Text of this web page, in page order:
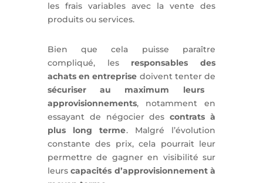
les frais variables avec la vente des
produits ou services.
Bien que cela puisse paraître
compliqué, lesresponsables des
achats en entreprise doivent tenter de
sécuriser au maximum leurs
approvisionnements, notamment en
essayant de négocier descontrats à
plus long terme. Malgré l’évolution
constante des prix, cela pourrait leur
permettre de gagner en visibilité sur
leurscapacités d’approvisionnement à